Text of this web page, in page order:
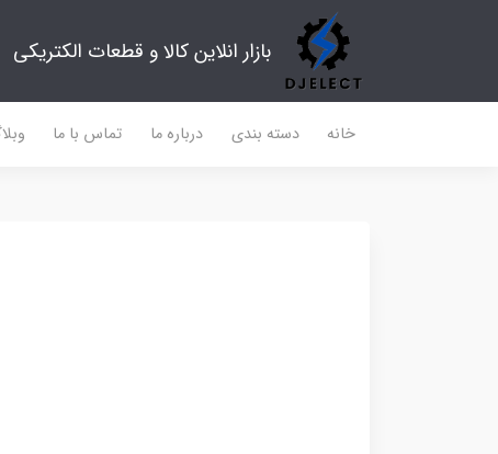
بازار انلاین کالا و قطعات الکتریکی
خانه دسته بندی درباره ما تماس با ما